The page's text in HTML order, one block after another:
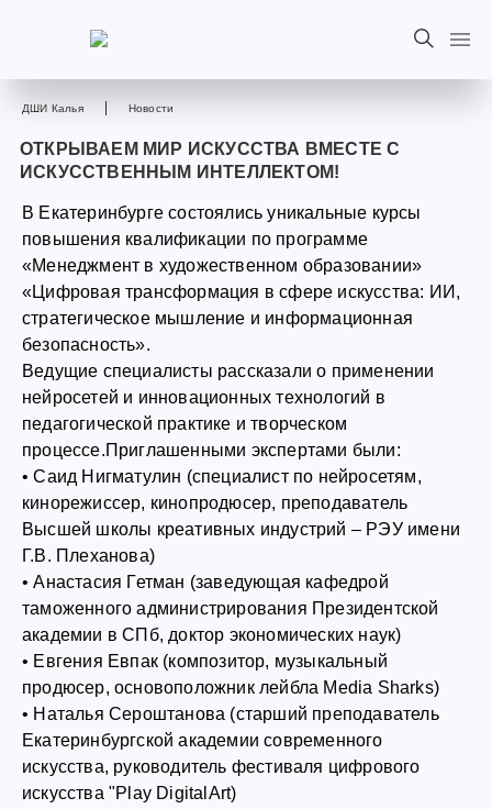
ДШИ Калья Новости
ОТКРЫВАЕМ МИР ИСКУССТВА ВМЕСТЕ С
ИСКУССТВЕННЫМ ИНТЕЛЛЕКТОМ!
В Екатеринбурге состоялись уникальные курсы
повышения квалификации по программе
«Менеджмент в художественном образовании»
«Цифровая трансформация в сфере искусства: ИИ,
стратегическое мышление и информационная
безопасность».
Ведущие специалисты рассказали о применении
нейросетей и инновационных технологий в
педагогической практике и творческом
процессе.Приглашенными экспертами были:
• Саид Нигматулин (специалист по нейросетям,
кинорежиссер, кинопродюсер, преподаватель
Высшей школы креативных индустрий – РЭУ имени
Г.В. Плеханова)
• Анастасия Гетман (заведующая кафедрой
таможенного администрирования Президентской
академии в СПб, доктор экономических наук)
• Евгения Евпак (композитор, музыкальный
продюсер, основоположник лейбла Media Sharks)
• Наталья Сероштанова (старший преподаватель
Екатеринбургской академии современного
искусства, руководитель фестиваля цифрового
искусства "Play DigitalArt)